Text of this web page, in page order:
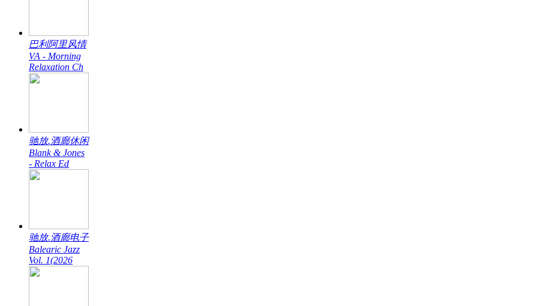
巴利阿里风情
VA - Morning
Relaxation Ch
驰放.酒廊休闲
Blank & Jones
- Relax Ed
驰放.酒廊电子
Balearic Jazz
Vol. 1(2026